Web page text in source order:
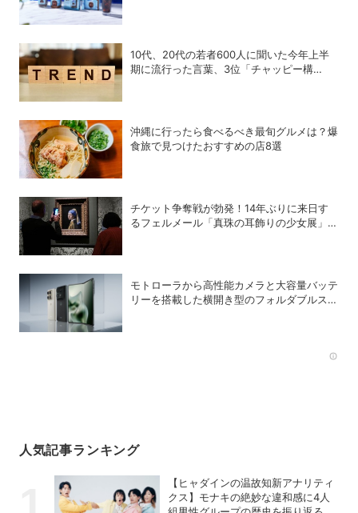
10代、20代の若者600人に聞いた今年上半
期に流行った言葉、3位「チャッピー構
沖縄に行ったら食べるべき最旬グルメは？爆
食旅で見つけたおすすめの店8選
チケット争奪戦が勃発！14年ぶりに来日す
るフェルメール「真珠の耳飾りの少女展」の
モトローラから高性能カメラと大容量バッテ
リーを搭載した横開き型のフォルダブルスマ
人気記事ランキング
【ヒャダインの温故知新アナリティ
クス】モナキの絶妙な違和感に4人